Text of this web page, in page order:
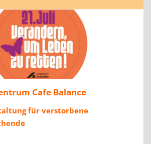
Cafe Balance
für verstorbene